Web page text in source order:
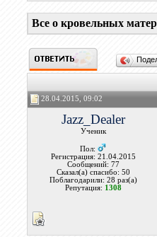
Все о кровельных
28.04.2015, 09:02
Jazz_Dealer
Ученик
Пол:
Регистрация: 21.04.2015
Сообщений: 77
Сказал(а) спасибо: 50
Поблагодарили: 28 раз(а)
Репутация: 1308